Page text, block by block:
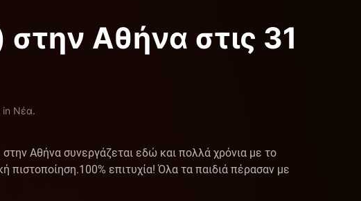
Αθήνα στις 31
in Νέα.
Αθήνα συνεργάζεται εδώ και πολλά χρόνια με το
πιστοποίηση. ​100% επιτυχία! Όλα τα παιδιά πέρασαν με